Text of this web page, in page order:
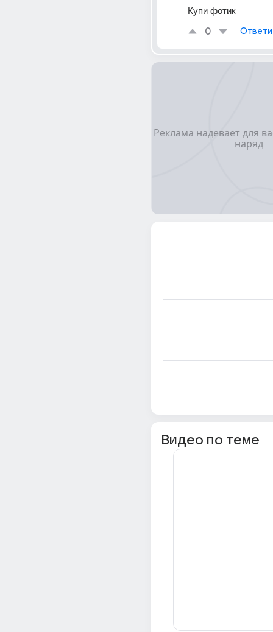
Купи фотик
0
Видео по теме